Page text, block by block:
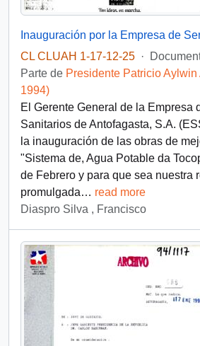
CL CLUAH 1-17-12-25 ·
Parte de Presidente Patricio
1994)
El Gerente General de la Empresa
Sanitarios de Antofagasta, S.A.
la inauguración de las obras de
"Sistema de, Agua Potable da
de Febrero y para que sea nuestra
promulgada… read more
Diaspro Silva , Francisco